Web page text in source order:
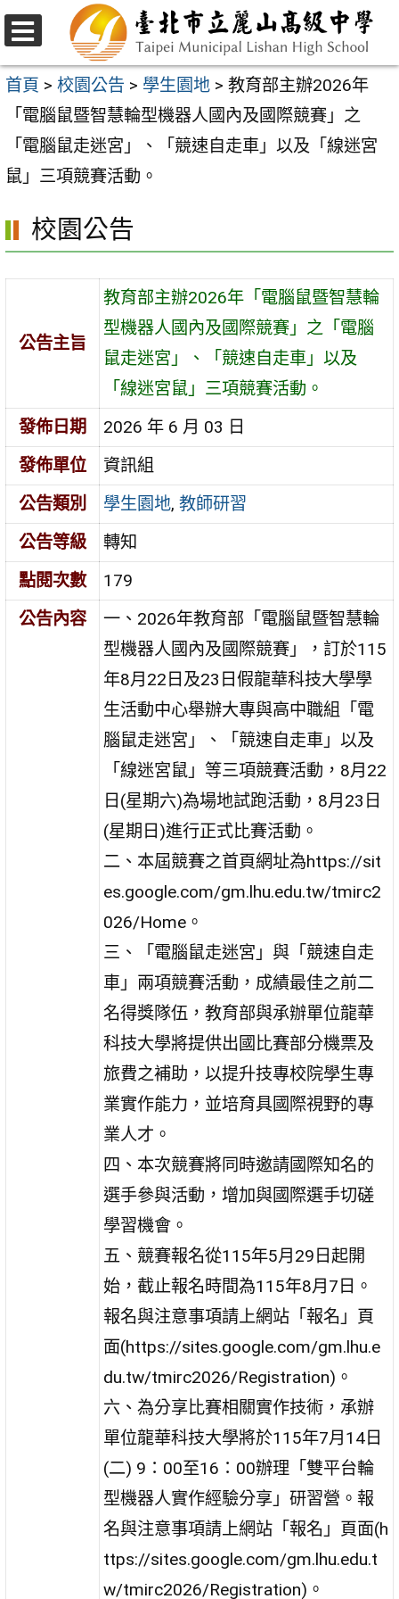
跳
至
主
容
選
單
首頁 > 校園公告 > 學生園地 > 教育部主辦2026年
「電腦鼠暨智慧輪型機器人國內及國際競賽」之
「電腦鼠走迷宮」、「競速自走車」以及「線迷宮
鼠」三項競賽活動。
校園公告
公告主旨
教育部主辦2026年「電腦鼠暨智慧輪
型機器人國內及國際競賽」之「電腦
鼠走迷宮」、「競速自走車」以及
「線迷宮鼠」三項競賽活動。
發佈日期
2026 年 6 月 03 日
發佈單位
資訊組
公告類別
學生園地,教師研習
公告等級
轉知
點閱次數
179
公告內容
一、2026年教育部「電腦鼠暨智慧輪
型機器人國內及國際競賽」，訂於115
年8月22日及23日假龍華科技大學學
生活動中心舉辦大專與高中職組「電
腦鼠走迷宮」、「競速自走車」以及
「線迷宮鼠」等三項競賽活動，8月22
日(星期六)為場地試跑活動，8月23日
(星期日)進行正式比賽活動。
二、本屆競賽之首頁網址為https://sit
es.google.com/gm.lhu.edu.tw/tmirc2
026/Home。
三、「電腦鼠走迷宮」與「競速自走
車」兩項競賽活動，成績最佳之前二
名得獎隊伍，教育部與承辦單位龍華
科技大學將提供出國比賽部分機票及
旅費之補助，以提升技專校院學生專
業實作能力，並培育具國際視野的專
業人才。
四、本次競賽將同時邀請國際知名的
選手參與活動，增加與國際選手切磋
學習機會。
五、競賽報名從115年5月29日起開
始，截止報名時間為115年8月7日。
報名與注意事項請上網站「報名」頁
面(https://sites.google.com/gm.lhu.e
du.tw/tmirc2026/Registration)。
六、為分享比賽相關實作技術，承辦
單位龍華科技大學將於115年7月14日
(二) 9：00至16：00辦理「雙平台輪
型機器人實作經驗分享」研習營。報
名與注意事項請上網站「報名」頁面(h
ttps://sites.google.com/gm.lhu.edu.t
w/tmirc2026/Registration)。